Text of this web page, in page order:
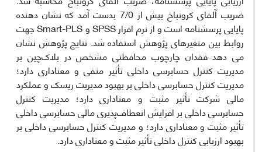
ضریب آلفای کرونباخ بیش از 7/0 بدست آمد که نشان دهنده
پایایی پرسشنامه است و از نرم افزار SPSS و Smart-PLS جهت
روابط بین متغیرهای پژوهش استفاده شد. نتایج پژوهش نشان
می دهد فقدان چارچوب محافظتی مشخص در بلاک‌چین بر
مدیریت کنترل حسابرسی داخلی تأثیر منفی و معناداری دارد؛
مدیریت کنترل حسابرسی داخلی بر بهبود مدیریت ریسک و عملکرد
مالی شرکت تأثیر مثبت و معناداری دارد؛ مدیریت کنترل
حسابرسی داخلی بر افزایش انعطاف‌پذیری مالی حسابرسی داخلی
تأثیر مثبت و معناداری دارد؛ و مدیریت کنترل حسابرسی داخلی بر
بهبود ارزیابی کنترل داخلی تأثیر مثبت و معناداری دارد.